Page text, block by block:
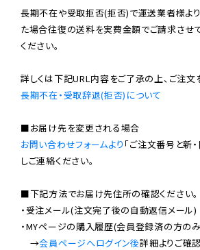
長期不在や受取拒否(拒否)で運送業者様よ
た場合往復の送料を実費金額でご請求させ
ください。
長期不在・受取辞退(拒否)について
お問い合わせフォームより 「ご注文番号と新
しご連絡ください。
■下記方法でお届け先住所の確認ください。
・受注メール(注文完了後の自動返信メール)
・MYページの購入履歴(会員登録済の方の
→会員ページへログイン後詳細よりご確認